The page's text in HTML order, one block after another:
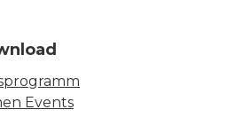
Events